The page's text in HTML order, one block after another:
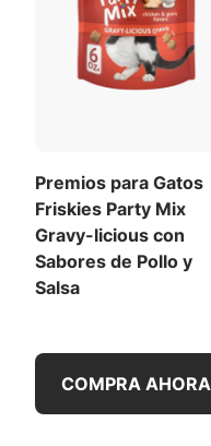
Premios para Gatos
Friskies Party Mix
Gravy-licious con
Sabores de Pollo y
Salsa
COMPRA AHORA